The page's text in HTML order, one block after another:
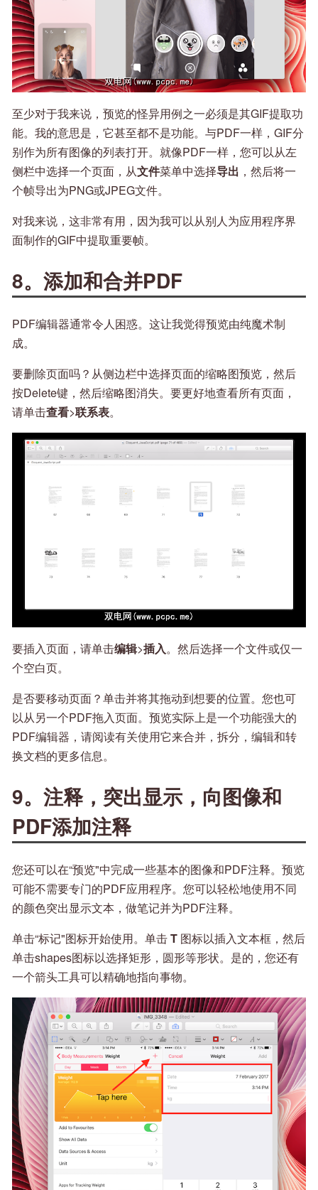
至少对于我来说，预览的怪异用例之一必须是其GIF提取功
能。我的意思是，它甚至都不是功能。与PDF一样，GIF分
别作为所有图像的列表打开。就像PDF一样，您可以从左
侧栏中选择一个页面，从文件菜单中选择导出 ，然后将一
个帧导出为PNG或JPEG文件。
对我来说，这非常有用，因为我可以从别人为应用程序界
面制作的GIF中提取重要帧。
8。添加和合并PDF
PDF编辑器通常令人困惑。这让我觉得预览由纯魔术制
成。
要删除页面吗？从侧边栏中选择页面的缩略图预览，然后
按Delete键，然后缩略图消失。要更好地查看所有页面，
请单击查看>联系表。
要插入页面，请单击编辑>插入。然后选择一个文件或仅一
个空白页。
是否要移动页面？单击并将其拖动到想要的位置。您也可
以从另一个PDF拖入页面。预览实际上是一个功能强大的
PDF编辑器，请阅读有关使用它来合并，拆分，编辑和转
换文档的更多信息。
9。注释，突出显示，向图像和
PDF添加注释
您还可以在“预览"中完成一些基本的图像和PDF注释。预览
可能不需要专门的PDF应用程序。您可以轻松地使用不同
的颜色突出显示文本，做笔记并为PDF注释。
单击“标记"图标开始使用。单击T 图标以插入文本框，然后
单击shapes图标以选择矩形，圆形等形状。是的，您还有
一个箭头工具可以精确地指向事物。